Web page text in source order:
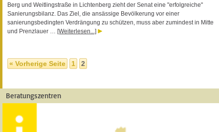
Berg und Weitlingstraße in Lichtenberg zieht der Senat eine "erfolgreiche"
Sanierungsbilanz. Das Ziel, die ansässige Bevölkerung vor einer
sanierungsbedingten Verdrängung zu schützen, muss aber zumindest in Mitte
und Prenzlauer … [Weiterlesen...]
« Vorherige Seite 1 2
Beratungszentren